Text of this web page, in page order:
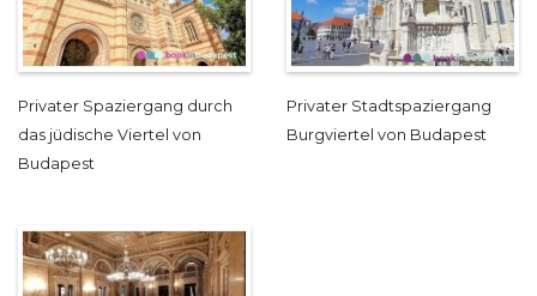
Privater Spaziergang durch
das jüdische Viertel von
Budapest
Privater Stadtspaziergang
Burgviertel von Budapest